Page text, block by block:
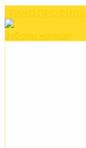
ГРАНД ПРОФИЛЬ
Заборы жалюзи